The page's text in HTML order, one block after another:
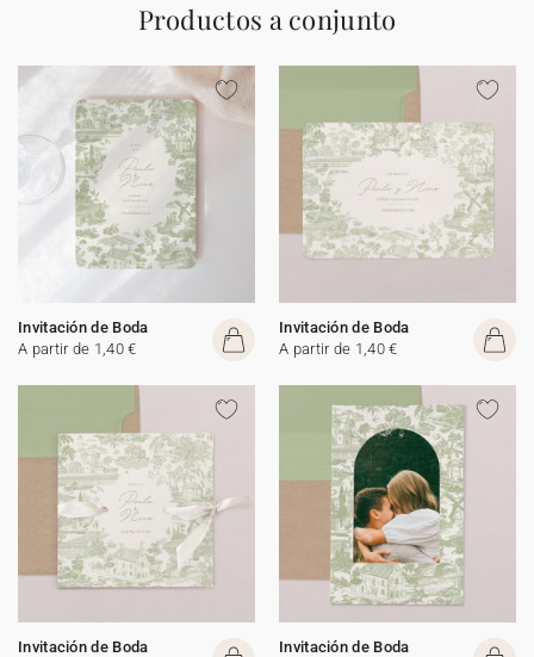
Productos a conjunto
Invitación de Boda
A partir de 1,40 €
Invitación de Boda
A partir de 1,40 €
Invitación de Boda
Invitación de Boda